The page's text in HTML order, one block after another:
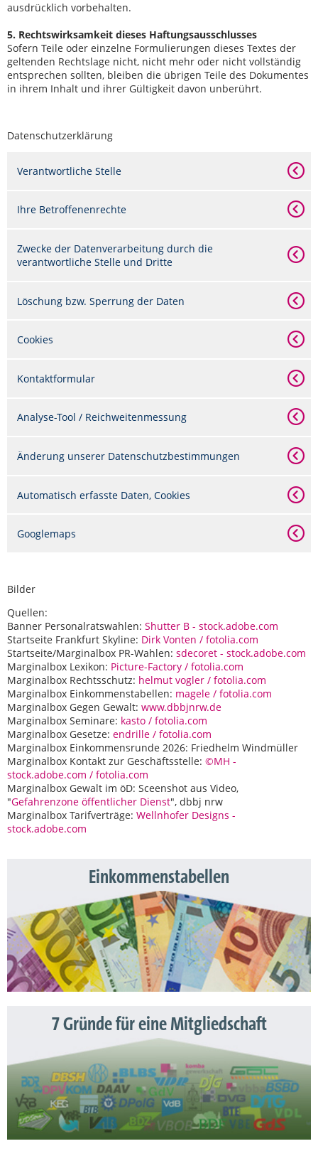
ausdrücklich vorbehalten.
5. Rechtswirksamkeit dieses Haftungsausschlusses
Sofern Teile oder einzelne Formulierungen dieses Textes der
geltenden Rechtslage nicht, nicht mehr oder nicht vollständig
entsprechen sollten, bleiben die übrigen Teile des Dokumentes
in ihrem Inhalt und ihrer Gültigkeit davon unberührt.
Datenschutzerklärung
Verantwortliche Stelle
Ihre Betroffenenrechte
Zwecke der Datenverarbeitung durch die
verantwortliche Stelle und Dritte
Löschung bzw. Sperrung der Daten
Cookies
Kontaktformular
Analyse-Tool / Reichweitenmessung
Änderung unserer Datenschutzbestimmungen
Automatisch erfasste Daten, Cookies
Googlemaps
Bilder
Quellen:
Banner Personalratswahlen: Shutter B - stock.adobe.com
Startseite Frankfurt Skyline: Dirk Vonten / fotolia.com
Startseite/Marginalbox PR-Wahlen: sdecoret - stock.adobe.com
Marginalbox Lexikon: Picture-Factory / fotolia.com
Marginalbox Rechtsschutz: helmut vogler / fotolia.com
Marginalbox Einkommenstabellen: magele / fotolia.com
Marginalbox Gegen Gewalt: www.dbbjnrw.de
Marginalbox Seminare: kasto / fotolia.com
Marginalbox Gesetze: endrille / fotolia.com
Marginalbox Einkommensrunde 2026: Friedhelm Windmüller
Marginalbox Kontakt zur Geschäftsstelle: ©MH -
stock.adobe.com / fotolia.com
Marginalbox Gewalt im öD: Sceenshot aus Video,
"Gefahrenzone öffentlicher Dienst", dbbj nrw
Marginalbox Tarifverträge: Wellnhofer Designs -
stock.adobe.com
Einkommenstabellen
7 Gründe für eine Mitgliedschaft